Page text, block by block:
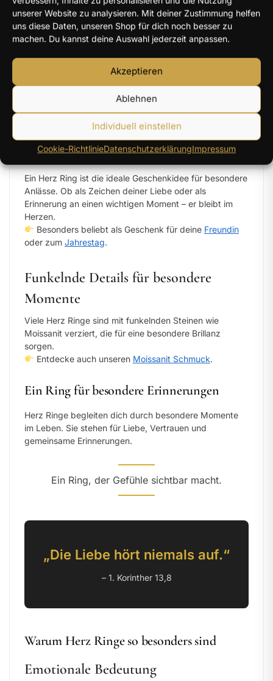
unserer Website zu analysieren. Mit deiner Zustimmung helfen
uns diese Daten, unseren Shop für dich noch besser zu
machen. Du kannst deine Auswahl jederzeit anpassen.
Akzeptieren
Ablehnen
Individuell einstellen
Cookie-RichtlinieDatenschutzerklärungImpressum
Ein Symbol, das von Herzen kommt
Momente im Leben – für Liebe, die bleibt,
kann.
Perfekt als Geschenk für deine Liebsten
Ein Herz Ring ist die ideale Geschenkidee für besondere
Anlässe. Ob als Zeichen deiner Liebe oder als
Erinnerung an einen wichtigen Moment – er bleibt im
Herzen.
Besonders beliebt als Geschenk für deine Freundin
oder zum Jahrestag.
Funkelnde Details für besondere
Momente
Viele Herz Ringe sind mit funkelnden Steinen wie
Moissanit verziert, die für eine besondere Brillanz
sorgen.
Entdecke auch unseren Moissanit Schmuck.
Ein Ring für besondere Erinnerungen
Herz Ringe begleiten dich durch besondere Momente
im Leben. Sie stehen für Liebe, Vertrauen und
gemeinsame Erinnerungen.
Ein Ring, der Gefühle sichtbar macht.
„Die Liebe hört niemals auf.“
– 1. Korinther 13,8
Warum Herz Ringe so besonders sind
Emotionale Bedeutung